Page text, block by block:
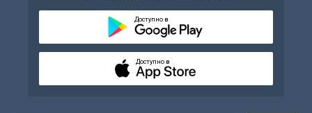
Доступно в
Доступно в